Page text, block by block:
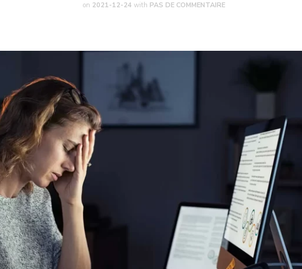
on 2021-12-24 with PAS DE COMMENTAIRE